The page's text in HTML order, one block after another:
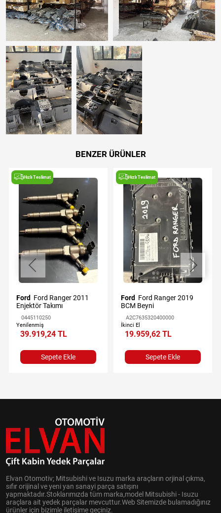
BENZER ÜRÜNLER
Hızlı Teslimat
Ford
Enjektör Takımı
0445110250
Yenilenmiş
39.919,24 TL
Sepete Ekle
Hızlı Teslimat
Ford
BCM Beyni
A2C7635320400000
İkinci El
19.959,62 TL
Sepete Ekle
Elvan Otomotiv; Mitsubishi ve Isuzu marka araçların orjinal çıkma,
sıfır orijinal ve yeni yan sanayi parça satışını
yapmaktadır.Stoklarımızda tüm marka,model Mitsubishi - Isuzu
araçlara ait yedek parçalar mevcuttur.Web Sitemizde bulamadığınız
ürünler için bizimle iletişime geçiniz.